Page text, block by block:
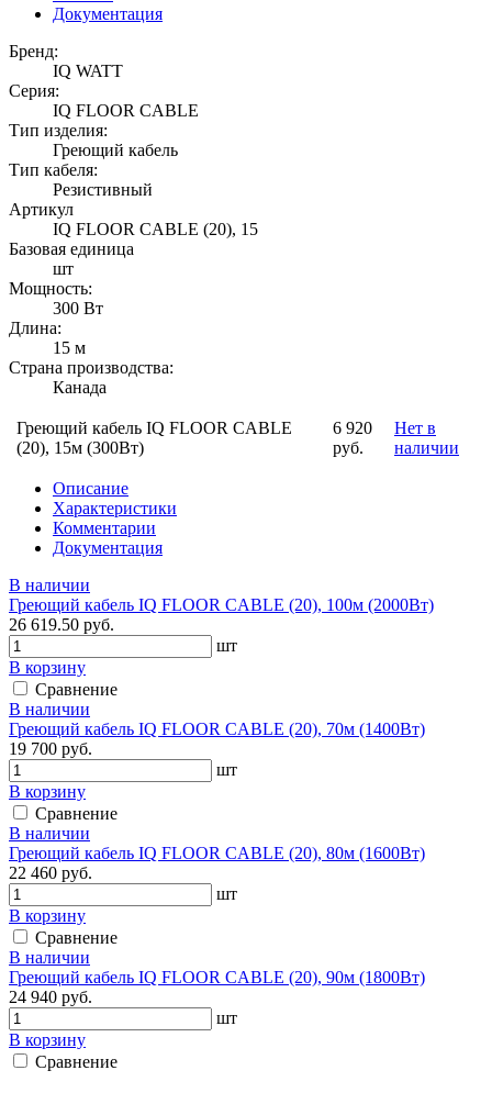
Документация
Бренд:
IQ WATT
Серия:
IQ FLOOR CABLE
Тип изделия:
Греющий кабель
Тип кабеля:
Резистивный
Артикул
IQ FLOOR CABLE (20), 15
Базовая единица
шт
Мощность:
300 Вт
Длина:
15 м
Страна производства:
Канада
Греющий кабель IQ FLOOR CABLE
(20), 15м (300Вт)
6 920
руб.
Нет в
наличии
Описание
Характеристики
Комментарии
Документация
В наличии
Греющий кабель IQ FLOOR CABLE (20), 100м (2000Вт)
26 619.50 руб.
шт
В корзину
Сравнение
В наличии
Греющий кабель IQ FLOOR CABLE (20), 70м (1400Вт)
19 700 руб.
шт
В корзину
Сравнение
В наличии
Греющий кабель IQ FLOOR CABLE (20), 80м (1600Вт)
22 460 руб.
шт
В корзину
Сравнение
В наличии
Греющий кабель IQ FLOOR CABLE (20), 90м (1800Вт)
24 940 руб.
шт
В корзину
Сравнение